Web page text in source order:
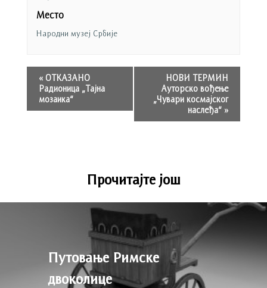
Место
Народни музеј Србије
«ОТКАЗАНО
Радионица „Тајна
мозаика“
НОВИ ТЕРМИН
Ауторско вођење
„Чувари космајског
наслеђа“ »
Прочитајте још
Путовање Римске
двоколице